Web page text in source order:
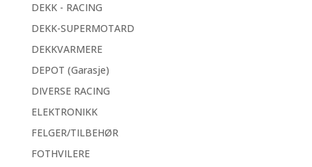
DEKK - RACING
DEKK-SUPERMOTARD
DEKKVARMERE
DEPOT (Garasje)
DIVERSE RACING
ELEKTRONIKK
FELGER/TILBEHØR
FOTHVILERE